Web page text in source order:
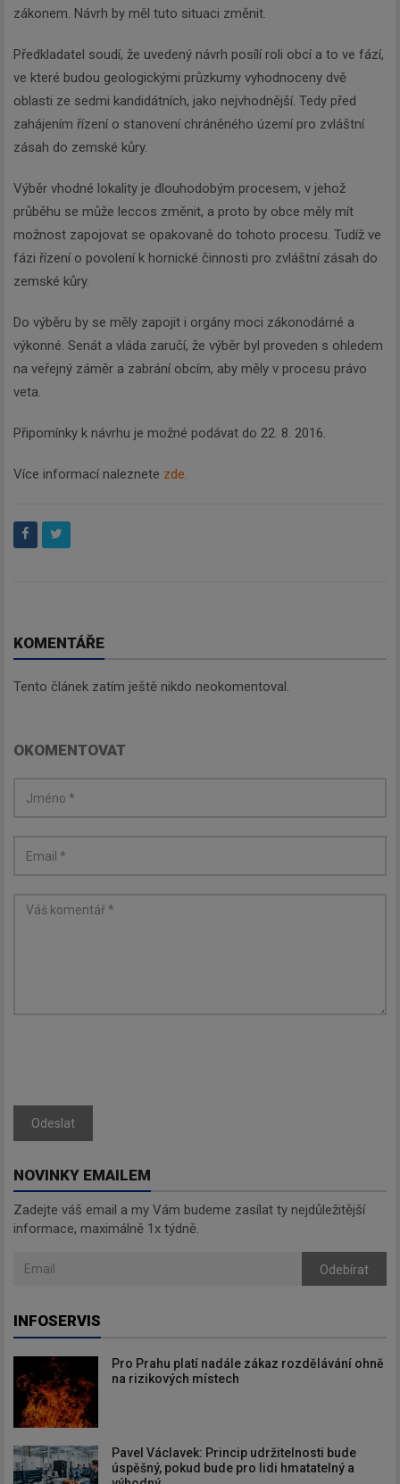
zákonem. Návrh by měl tuto situaci změnit.
Předkladatel soudí, že uvedený návrh posílí roli obcí a to ve fází,
ve které budou geologickými průzkumy vyhodnoceny dvě
oblasti ze sedmi kandidátních, jako nejvhodnější. Tedy před
zahájením řízení o stanovení chráněného území pro zvláštní
zásah do zemské kůry.
Výběr vhodné lokality je dlouhodobým procesem, v jehož
průběhu se může leccos změnit, a proto by obce měly mít
možnost zapojovat se opakovaně do tohoto procesu. Tudíž ve
fázi řízení o povolení k hornické činnosti pro zvláštní zásah do
zemské kůry.
Do výběru by se měly zapojit i orgány moci zákonodárné a
výkonné. Senát a vláda zaručí, že výběr byl proveden s ohledem
na veřejný záměr a zabrání obcím, aby měly v procesu právo
veta.
Připomínky k návrhu je možné podávat do 22. 8. 2016.
Více informací naleznete zde.
KOMENTÁŘE
Tento článek zatím ještě nikdo neokomentoval.
OKOMENTOVAT
Odeslat
NOVINKY EMAILEM
Zadejte váš email a my Vám budeme zasílat ty nejdůležitější
informace, maximálně 1x týdně.
Odebírat
INFOSERVIS
Pro Prahu platí nadále zákaz rozdělávání ohně
na rizikových místech
Pavel Václavek: Princip udržitelnosti bude
úspěšný, pokud bude pro lidi hmatatelný a